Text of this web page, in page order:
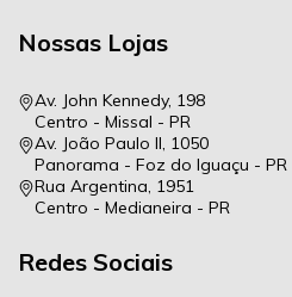
Nossas Lojas
Av. John Kennedy, 198
Centro - Missal - PR
Av. João Paulo II, 1050
Panorama - Foz do Iguaçu - PR
Rua Argentina, 1951
Centro - Medianeira - PR
Redes Sociais